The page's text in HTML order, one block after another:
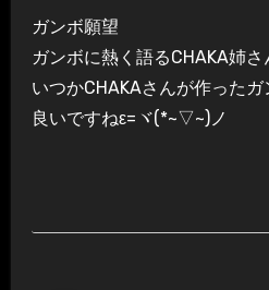
ガンボ願望
ガンボに熱く語るCHAKA姉
いつかCHAKAさんが作った
良いですねε=ヾ(*~▽~)ノ